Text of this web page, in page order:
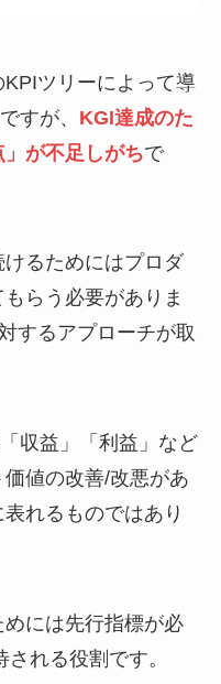
ツリーによって導
すが、 KGI達成のた
が不足しがちで
るためにはプロダ
らう必要がありま
するアプローチが取
収益」「利益」など
値の改善/改悪があ
れるものではあり
には先行指標が必
れる役割です。